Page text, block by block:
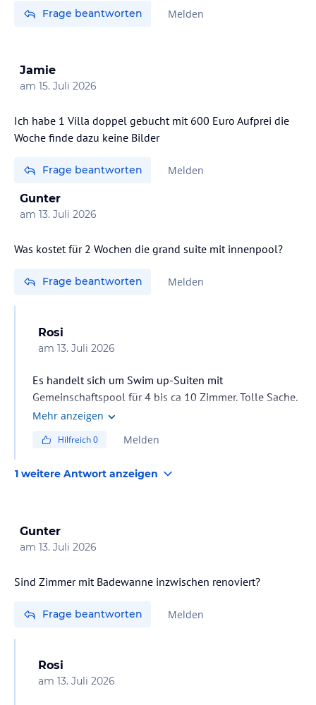
Frage beantworten Melden
Jamie
am 15. Juli 2026
Ich habe 1 Villa doppel gebucht mit 600 Euro Aufprei die
Woche finde dazu keine Bilder
Frage beantworten Melden
Gunter
am 13. Juli 2026
Was kostet für 2 Wochen die grand suite mit innenpool?
Frage beantworten Melden
Rosi
am 13. Juli 2026
Es handelt sich um Swim up-Suiten mit
Gemeinschaftspool für 4 bis ca 10 Zimmer. Tolle Sache.
Was 2 Wochen kosten kann ich dir nicht sagen, kommt
nicht überall angeboten. Wir haben bei ETI.de gebucht.
800,-/Woche).
Mehr anzeigen
Hilfreich0 Melden
1 weitere Antwort anzeigen
Gunter
am 13. Juli 2026
Sind Zimmer mit Badewanne inzwischen renoviert?
Frage beantworten Melden
Rosi
am 13. Juli 2026